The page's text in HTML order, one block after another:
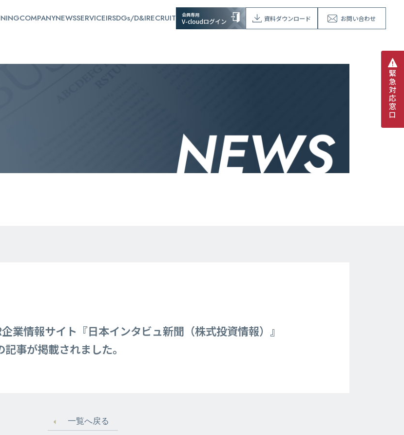
COMPANYNEWSSERVICEIRSDGs/D&IRECRUIT 会員専用
V-cloudログイン 資料ダウンロード お問い合わせ
緊
急
対
応
窓
口
業情報サイト『日本インタビュ新聞（株式投資情報）』
事が掲載されました。
一覧へ戻る